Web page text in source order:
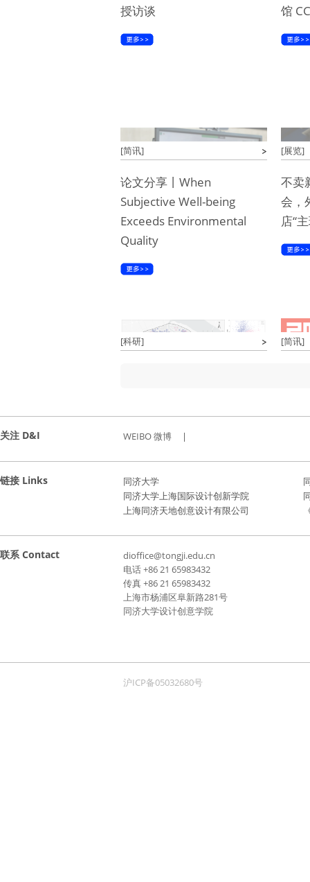
授访谈
[简讯]
馆
[展览]
论文分享丨When
Subjective Well-being
Exceeds Environmental
Quality
[科研]
不卖
会，
店“
[简讯]
关注 D&I WEIBO 微博 |
链接 Links 同济大学
同济大学上海国际设计创新学院
上海同济天地创意设计有限公司
联系 Contact
dioffice@tongji.edu.cn
电话 +86 21 65983432
传真 +86 21 65983432
上海市杨浦区阜新路281号
同济大学设计创意学院
沪ICP备05032680号